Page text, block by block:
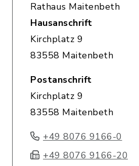
Rathaus Maitenbeth
Hausanschrift
Kirchplatz 9
83558 Maitenbeth
Postanschrift
Kirchplatz 9
83558 Maitenbeth
+49 8076 9166-0
+49 8076 9166-20